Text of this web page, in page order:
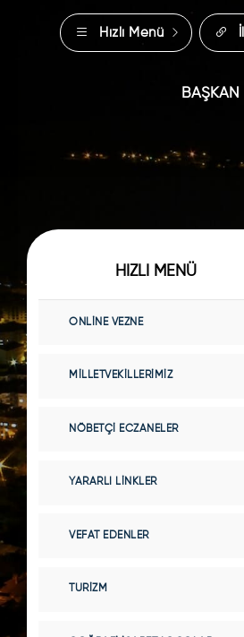
Hızlı Menü
BAŞKAN
HIZLI MENÜ
ONLINE VEZNE
MILLETVEKILLERIMIZ
NÖBETÇI ECZANELER
YARARLI LINKLER
VEFAT EDENLER
TURIZM